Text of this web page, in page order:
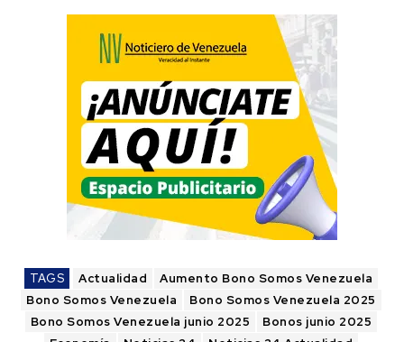
TAGS Actualidad
Aumento Bono Somos Venezuela
Bono Somos Venezuela
Bono Somos Venezuela 2025
Bono Somos Venezuela junio 2025
Bonos junio 2025